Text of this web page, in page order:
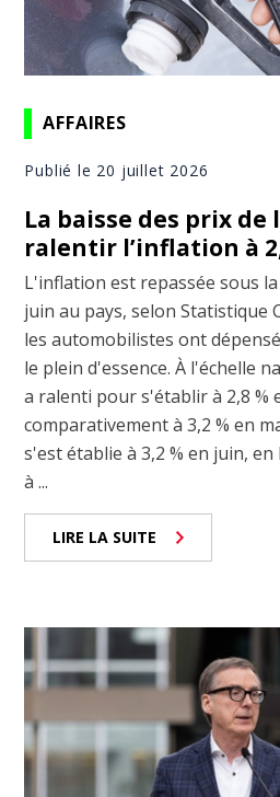
AFFAIRES
Publié le 20 juillet 2026
La baisse des prix de
ralentir l’inflation à
L'inflation est repassée sous
juin au pays, selon Statistique
les automobilistes ont
le plein d'essence. À l'échelle
a ralenti pour s'établir à 2,8 %
comparativement à 3,2 % en
s'est établie à 3,2 % en juin,
à ...
LIRE LA SUITE